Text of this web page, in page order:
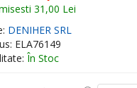
31,00 Lei
DENIHER SRL
ELA76149
În Stoc